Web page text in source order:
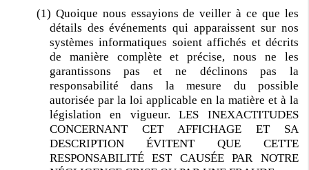
(1) Quoique nous essayions de veiller à ce que les
détails des événements qui apparaissent sur nos
systèmes informatiques soient affichés et décrits
de manière complète et précise, nous ne les
garantissons pas et ne déclinons pas la
responsabilité dans la mesure du possible
autorisée par la loi applicable en la matière et à la
législation en vigueur. LES INEXACTITUDES
CONCERNANT CET AFFICHAGE ET SA
DESCRIPTION ÉVITENT QUE CETTE
RESPONSABILITÉ EST CAUSÉE PAR NOTRE